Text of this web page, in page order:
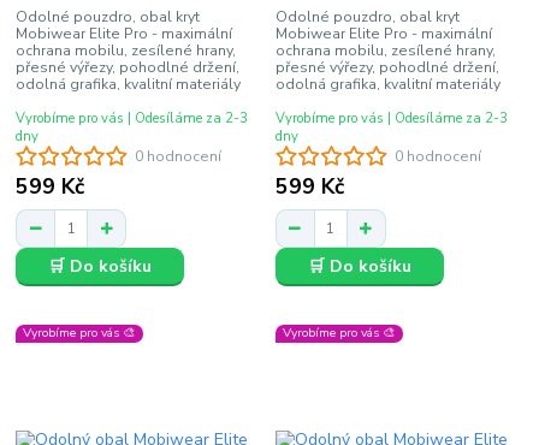
0 hodnocení
Odolné pouzdro, obal kryt
Mobiwear Elite Pro - maximální
ochrana mobilu, zesílené hrany,
přesné výřezy, pohodlné držení,
odolná grafika, kvalitní materiály
599 Kč
Vyrobíme pro vás | Odesíláme za 2-3
dny
🛒 Do košíku
0 hodnocení
Odolné pouzdro, obal kryt
Mobiwear Elite Pro - maximální
ochrana mobilu, zesílené hrany,
přesné výřezy, pohodlné držení,
odolná grafika, kvalitní materiály
599 Kč
Vyrobíme pro vás | Odesíláme za 2-3
dny
🛒 Do košíku
Vyrobíme pro vás 🎨 Vyrobíme pro vás 🎨